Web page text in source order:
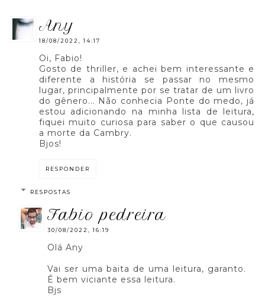
any
18/08/2022, 14:17
Oi, Fabio!
Gosto de thriller, e achei bem interessante e
diferente a história se passar no mesmo
lugar, principalmente por se tratar de um livro
do gênero... Não conhecia Ponte do medo, já
estou adicionando na minha lista de leitura,
fiquei muito curiosa para saber o que causou
a morte da Cambry.
Bjos!
RESPONDER
RESPOSTAS
fabio pedreira
30/08/2022, 16:19
Olá Any
Vai ser uma baita de uma leitura, garanto.
É bem viciante essa leitura.
Bjs